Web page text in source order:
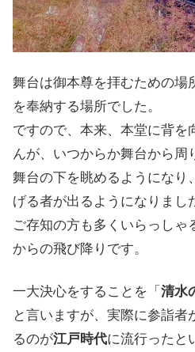
舞台は御本尊を拝むための場
を奉納する場所でした。
ですので、本来、本堂に背を
んが、いつからか舞台から周
舞台の下を眺めるようになり
げる者が出るようになりまし
ご存知の方も多くいらっしゃ
からの飛び降りです。
一大決心をすることを「 清水
と言いますが、実際に参詣者
るのが江戸時代に流行ったと